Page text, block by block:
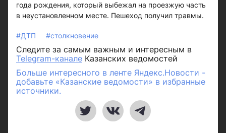
года рождения, который выбежал на проезжую часть
в неустановленном месте. Пешеход получил травмы.
#ДТП #столкновение
Следите за самым важным и интересным в
Telegram-канале Казанских ведомостей
Больше интересного в ленте Яндекс.Новости -
добавьте «Казанские ведомости» в избранные
источники.